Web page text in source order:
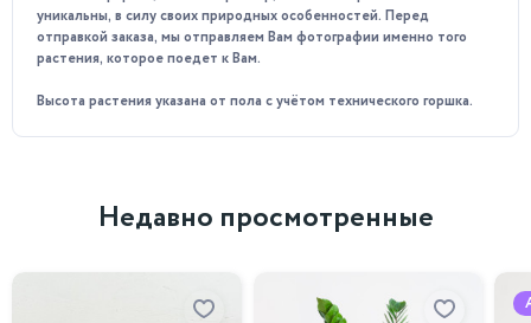
Цветение оливкового дерева на штамбе начинается весной и
продолжается несколько недель. В это время дерево
покрывается мелкими белыми цветами, которые источают
нежный аромат. Плоды созревают осенью и имеют
необходимы для поддержания здоровья человека. Кроме
долголетия и процветания.
Особенности ухода:
уникальны, в силу своих природных особенностей. Перед
отправкой заказа, мы отправляем Вам фотографии именно того
растения, которое поедет к Вам.
Высота растения указана от пола с учётом технического горшка.
Недавно просмотренные